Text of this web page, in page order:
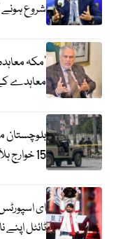
شروع ہونے
‘مکہ
معاہدے
بلوچستان
15 خوارج ہلاک
ٹائٹل اپنے